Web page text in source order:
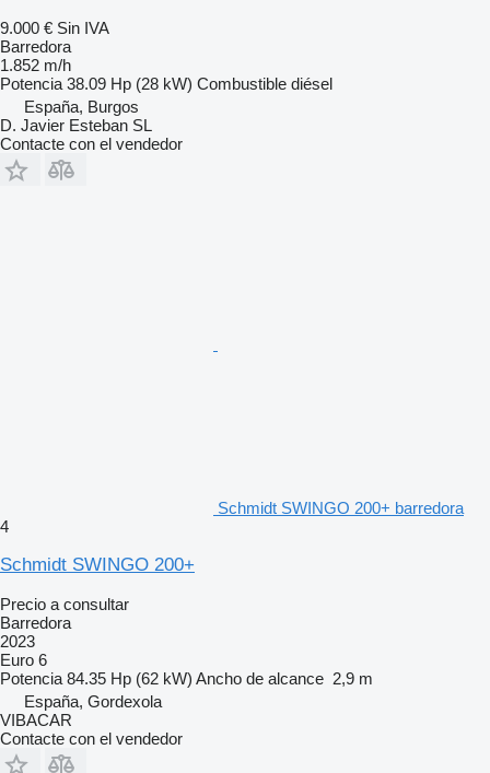
9.000 € Sin IVA
Barredora
1.852 m/h
Potencia 38.09 Hp (28 kW) Combustible diésel
España, Burgos
D. Javier Esteban SL
Contacte con el vendedor
Schmidt SWINGO 200+ barredora
4
Schmidt SWINGO 200+
Precio a consultar
Barredora
2023
Euro 6
Potencia 84.35 Hp (62 kW) Ancho de alcance 2,9 m
España, Gordexola
VIBACAR
Contacte con el vendedor